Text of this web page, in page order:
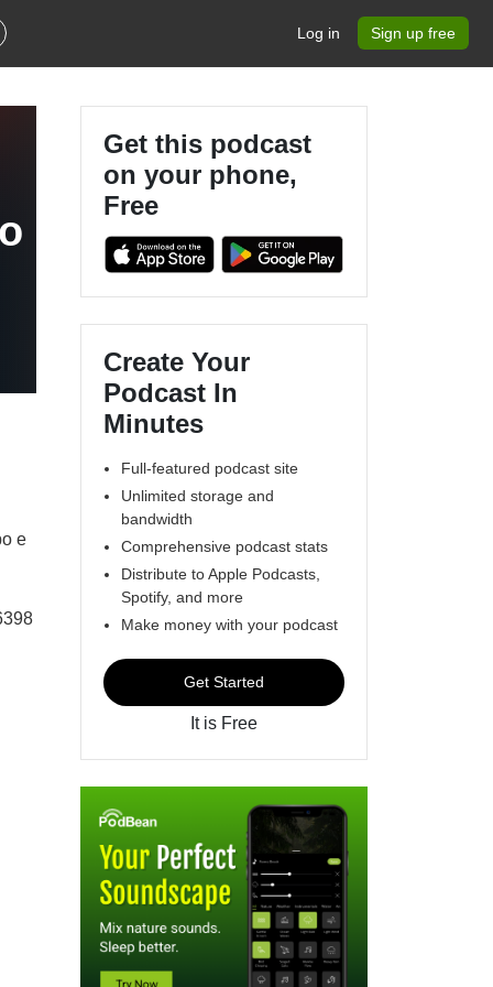
Log in Sign up free
e
Get this podcast
on your phone,
Free
Create Your
Podcast In
Minutes
Full-featured podcast site
Unlimited storage and
bandwidth
Comprehensive podcast stats
Distribute to Apple Podcasts,
Spotify, and more
Make money with your podcast
Get Started
It is Free